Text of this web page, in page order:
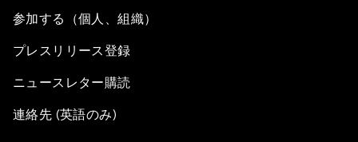
参加する（個人、組織）
プレスリリース登録
ニュースレター購読
連絡先 (英語のみ)